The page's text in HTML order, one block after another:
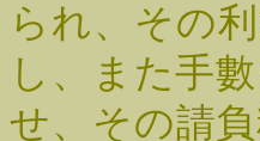
られ、その
し、また手
せ、その請